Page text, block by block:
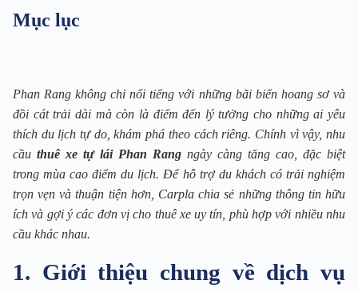
Phan Rang không chỉ nổi tiếng với những bãi biển hoang sơ và
đồi cát trải dài mà còn là điểm đến lý tưởng cho những ai yêu
thích du lịch tự do, khám phá theo cách riêng. Chính vì vậy, nhu
cầu thuê xe tự lái Phan Rang ngày càng tăng cao, đặc biệt
trong mùa cao điểm du lịch. Để hỗ trợ du khách có trải nghiệm
trọn vẹn và thuận tiện hơn, Carpla chia sẻ những thông tin hữu
ích và gợi ý các đơn vị cho thuê xe uy tín, phù hợp với nhiều nhu
cầu khác nhau.
1. Giới thiệu chung về dịch vụ
Mục lục